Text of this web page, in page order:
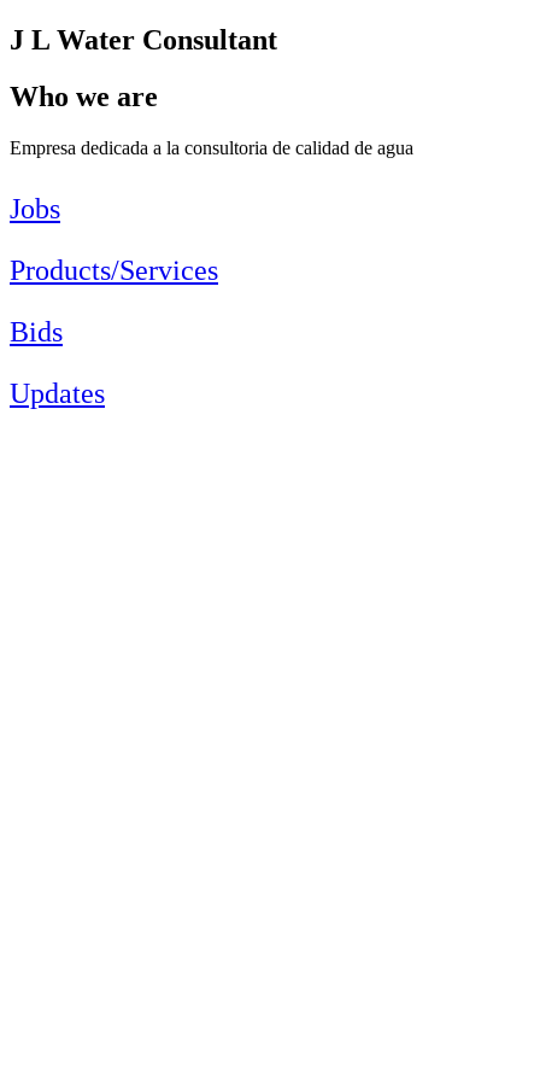
J L Water Consultant
Who we are
Empresa dedicada a la consultoria de calidad de agua
Jobs
Products/Services
Bids
Updates